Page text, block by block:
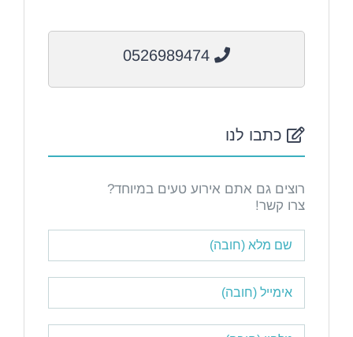
כתבו לנו
רוצים גם אתם אירוע טעים במיוחד?
צרו קשר!